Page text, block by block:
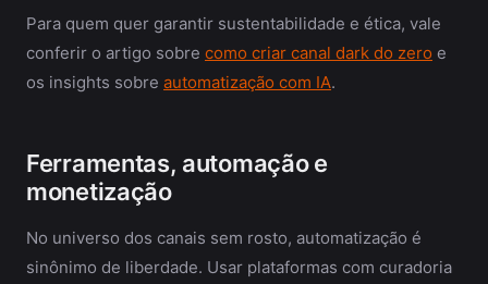
Para quem quer garantir sustentabilidade e ética, vale
conferir o artigo sobre como criar canal dark do zero e
os insights sobre automatização com IA.
Ferramentas, automação e
monetização
No universo dos canais sem rosto, automatização é
sinônimo de liberdade. Usar plataformas com curadoria